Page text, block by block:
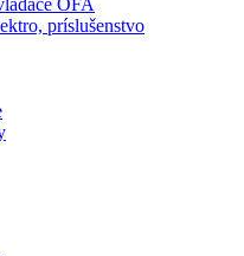
OFA
príslušenstvo